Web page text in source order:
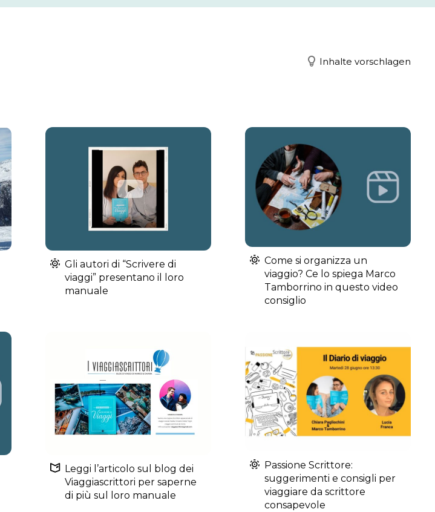
Inhalte vorschlagen
Gli autori di “Scrivere di
viaggi” presentano il loro
manuale
Come si organizza un
viaggio? Ce lo spiega Marco
Tamborrino in questo video
consiglio
Leggi l’articolo sul blog dei
Viaggiascrittori per saperne
di più sul loro manuale
Passione Scrittore:
suggerimenti e consigli per
viaggiare da scrittore
consapevole